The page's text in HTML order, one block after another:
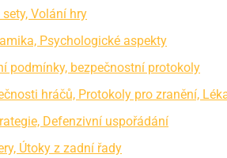
Volání hry
Psychologické aspekty
podmínky, bezpečnostní protokoly
hráčů, Protokoly pro zranění,
Defenzivní uspořádání
Útoky z zadní řady